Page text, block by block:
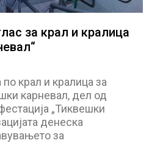
за крал и кралица
крал и кралица за
карневал, дел од
„Тиквешки
денеска
за